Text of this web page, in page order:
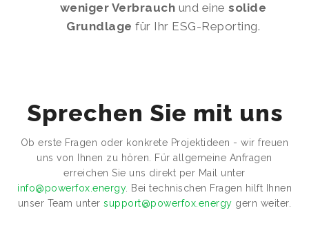
weniger Verbrauch und einesolide
Grundlage für Ihr ESG-Reporting.
Sprechen Sie mit uns
Ob erste Fragen oder konkrete Projektideen - wir freuen
uns von Ihnen zu hören. Für allgemeine Anfragen
erreichen Sie uns direkt per Mail unter
info@powerfox.energy. Bei technischen Fragen hilft Ihnen
unser Team untersupport@powerfox.energy gern weiter.